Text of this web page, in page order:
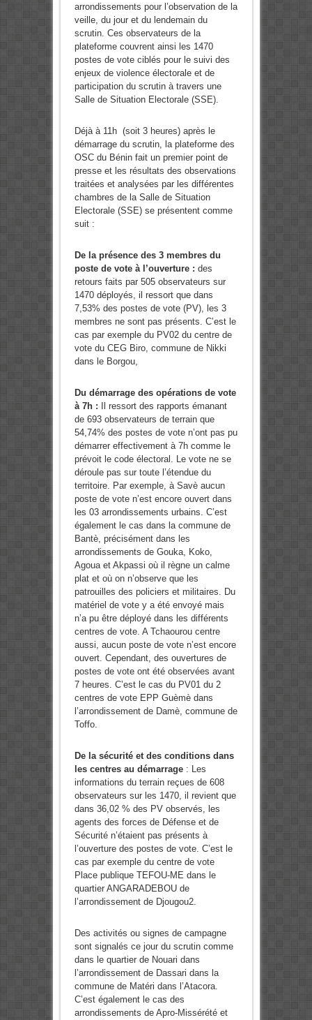
arrondissements pour l’observation de la
veille, du jour et du lendemain du
scrutin. Ces observateurs de la
plateforme couvrent ainsi les 1470
postes de vote ciblés pour le suivi des
enjeux de violence électorale et de
participation du scrutin à travers une
Salle de Situation Electorale (SSE).
Déjà à 11h (soit 3 heures) après le
démarrage du scrutin, la plateforme des
OSC du Bénin fait un premier point de
presse et les résultats des observations
traitées et analysées par les différentes
chambres de la Salle de Situation
Electorale (SSE) se présentent comme
suit :
De la présence des 3 membres du
poste de vote à l’ouverture : des
retours faits par 505 observateurs sur
1470 déployés, il ressort que dans
7,53% des postes de vote (PV), les 3
membres ne sont pas présents. C’est le
cas par exemple du PV02 du centre de
vote du CEG Biro, commune de Nikki
dans le Borgou,
Du démarrage des opérations de vote
à 7h :
Il ressort des rapports émanant
de 693 observateurs de terrain que
54,74% des postes de vote n’ont pas pu
démarrer effectivement à 7h comme le
prévoit le code électoral. Le vote ne se
déroule pas sur toute l’étendue du
territoire. Par exemple, à Savè aucun
poste de vote n’est encore ouvert dans
les 03 arrondissements urbains. C’est
également le cas dans la commune de
Bantè, précisément dans les
arrondissements de Gouka, Koko,
Agoua et Akpassi où il règne un calme
plat et où on n’observe que les
patrouilles des policiers et militaires. Du
matériel de vote y a été envoyé mais
n’a pu être déployé dans les différents
centres de vote. A Tchaourou centre
aussi, aucun poste de vote n’est encore
ouvert. Cependant, des ouvertures de
postes de vote ont été observées avant
7 heures. C’est le cas du PV01 du 2
centres de vote EPP Guèmè dans
l’arrondissement de Damè, commune de
Toffo.
De la sécurité et des conditions dans
les centres au démarrage : Les
informations du terrain reçues de 608
observateurs sur les 1470, il revient que
dans 36,02 % des PV observés, les
agents des forces de Défense et de
Sécurité n’étaient pas présents à
l’ouverture des postes de vote. C’est le
cas par exemple du centre de vote
Place publique TEFOU-ME dans le
quartier ANGARADEBOU de
l’arrondissement de Djougou2.
Des activités ou signes de campagne
sont signalés ce jour du scrutin comme
dans le quartier de Nouari dans
l’arrondissement de Dassari dans la
commune de Matéri dans l’Atacora.
C’est également le cas des
arrondissements de Apro-Missérété et